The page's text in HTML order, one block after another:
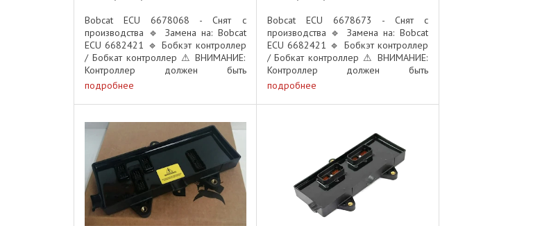
Bobcat ECU 6678068 - Снят с
производства 🔹 Замена на: Bobcat
ECU 6682421 🔹 Бобкэт контроллер
/ Бобкат контроллер ⚠ ВНИМАНИЕ:
Контроллер должен быть
запрограммирован после установки!
📌 Важно: перед установкой данного
модуля необходимо обратиться к ...
подробнее
Bobcat ECU 6678673 - Снят с
производства 🔹 Замена на: Bobcat
ECU 6682421 🔹 Бобкэт контроллер
/ Бобкат контроллер ⚠ ВНИМАНИЕ:
Контроллер должен быть
запрограммирован после установки!
📌 Важно: перед установкой данного
модуля необходимо обратиться к ...
подробнее